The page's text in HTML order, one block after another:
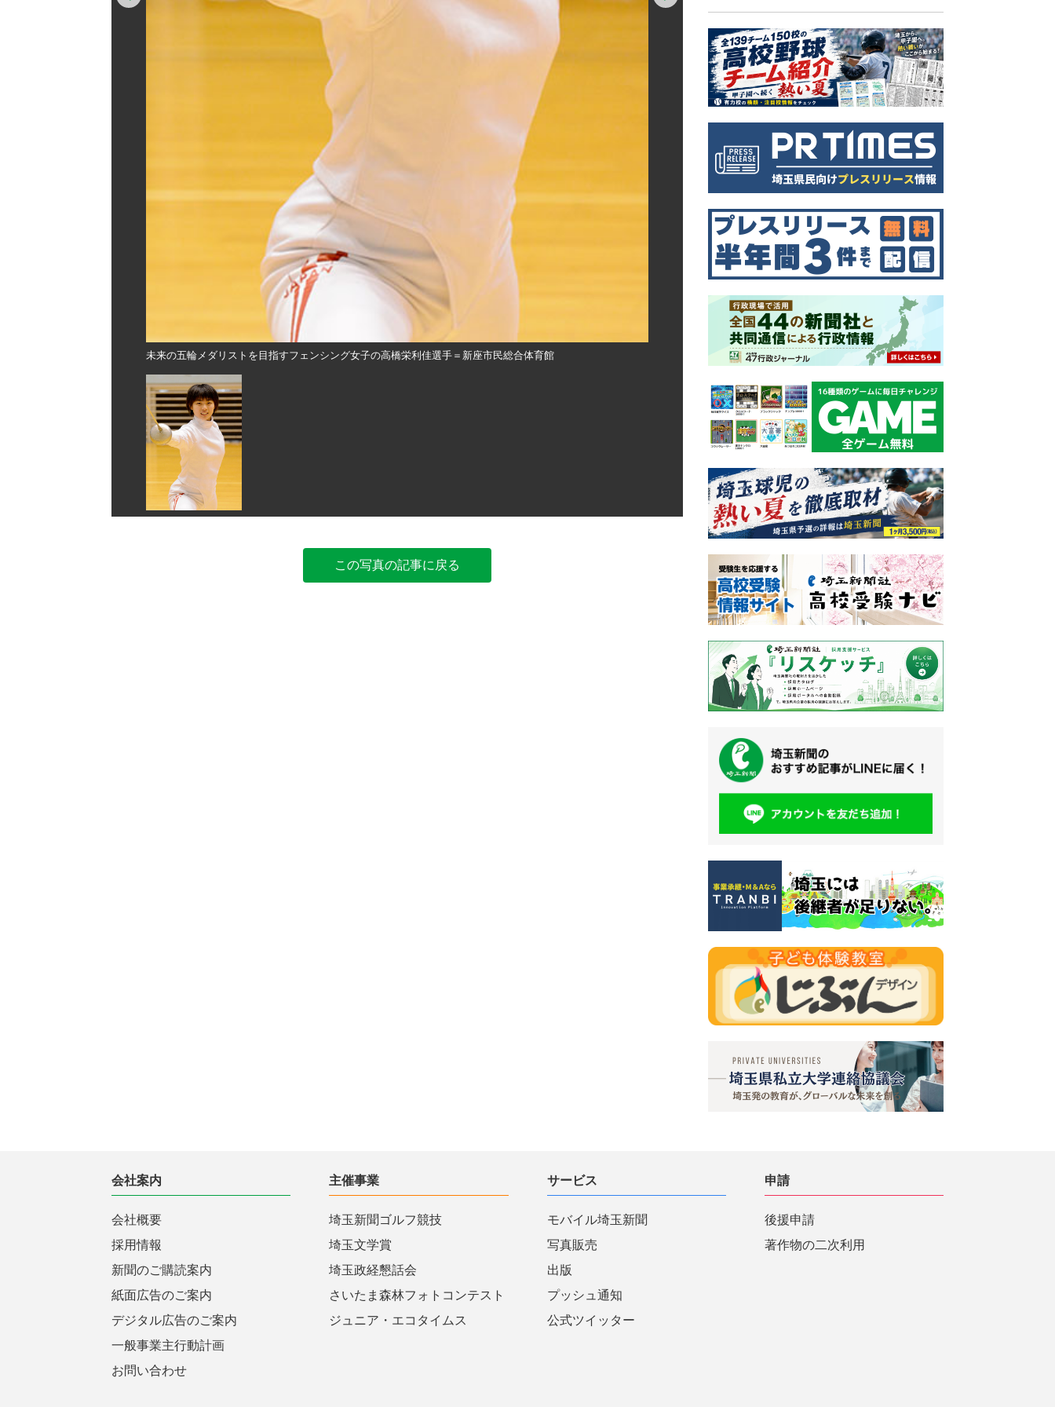
未来の五輪メダリストを目指すフェンシング女子の高橋栄利佳選手＝新座市民総合体育館 未来の五輪メダリストを目指すフェンシング女子の高橋栄利佳選手＝新座市民総合体育
この写真の記事に戻る
会社案内
会社概要
採用情報
新聞のご購読案内
紙面広告のご案内
デジタル広告のご案内
一般事業主行動計画
お問い合わせ
主催事業
埼玉新聞ゴルフ競技
埼玉文学賞
埼玉政経懇話会
さいたま森林フォトコンテスト
ジュニア・エコタイムス
サービス
モバイル埼玉新聞
写真販売
出版
プッシュ通知
公式ツイッター
申請
後援申請
著作物の二次利用